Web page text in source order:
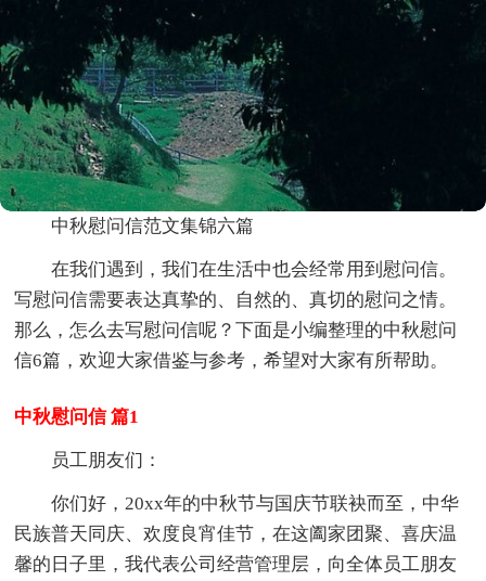
中秋慰问信范文集锦六篇
在我们遇到，我们在生活中也会经常用到慰问信。
写慰问信需要表达真挚的、自然的、真切的慰问之情。
那么，怎么去写慰问信呢？下面是小编整理的中秋慰问
信6篇，欢迎大家借鉴与参考，希望对大家有所帮助。
中秋慰问信 篇1
员工朋友们：
你们好，20xx年的中秋节与国庆节联袂而至，中华
民族普天同庆、欢度良宵佳节，在这阖家团聚、喜庆温
馨的日子里，我代表公司经营管理层，向全体员工朋友